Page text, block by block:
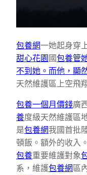
包養網一她起身穿
甜心花園 國包養管
不到她。而他，顯
天然維護區上空飛
包養一個月價錢廣
養度級天然維護區
是包養網我國首批
頓飯。額外的收入
包養重要維護對象
系，維護包養網區